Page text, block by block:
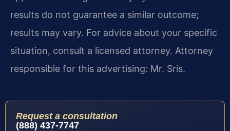
results do not guarantee a similar outcome;
results may vary. For advice about your specific
situation, consult a licensed attorney. Attorney
responsible for this advertising: Mr. Sris.
Request a consultation
(888) 437-7747